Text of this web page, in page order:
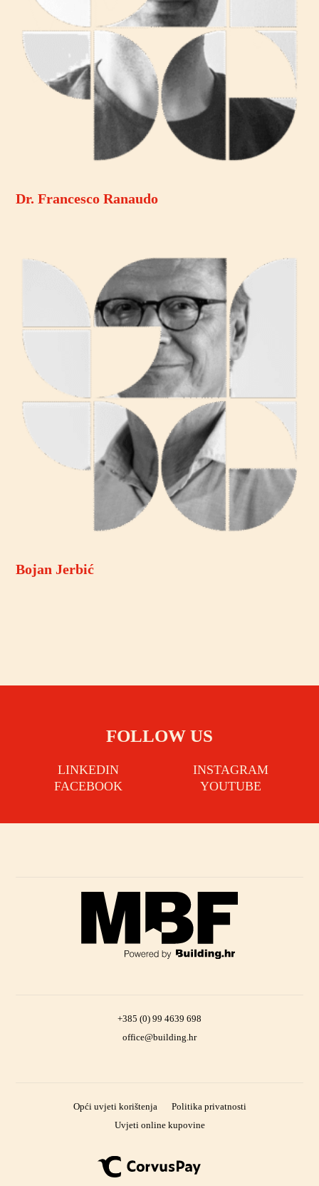
Dr. Francesco Ranaudo
Bojan Jerbić
FOLLOW US
LINKEDIN
INSTAGRAM
FACEBOOK
YOUTUBE
+385 (0) 99 4639 698
office@building.hr
Opći uvjeti korištenja
Politika privatnosti
Uvjeti online kupovine